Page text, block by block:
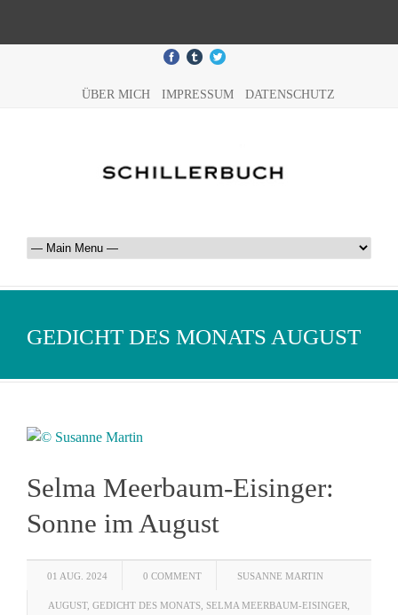
ÜBER MICH IMPRESSUM DATENSCHUTZ
GEDICHT DES MONATS AUGUST
Selma Meerbaum-Eisinger:
Sonne im August
01 AUG. 2024 0 COMMENT SUSANNE MARTIN
AUGUST, GEDICHT DES MONATS SELMA MEERBAUM-EISINGER